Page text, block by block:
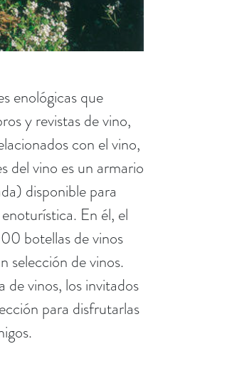
enológicas que
y revistas de vino,
con el vino,
del vino es un armario
disponible para
En él, el
botellas de vinos
selección de vinos.
de vinos, los invitados
para disfrutarlas